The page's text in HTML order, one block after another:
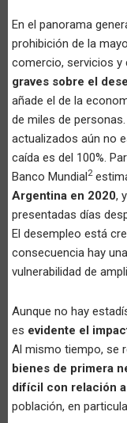
En el panorama
prohibición de la
comercio, servicios
graves sobre el
añade el de la
de miles de
actualizados aún no
caída es del 100%.
Banco Mundial2
Argentina en 2020,
presentadas días
El desempleo está
consecuencia hay
vulnerabilidad de
Aunque no hay
es evidente el
Al mismo tiempo, se
bienes de primera
difícil con relación
población, en